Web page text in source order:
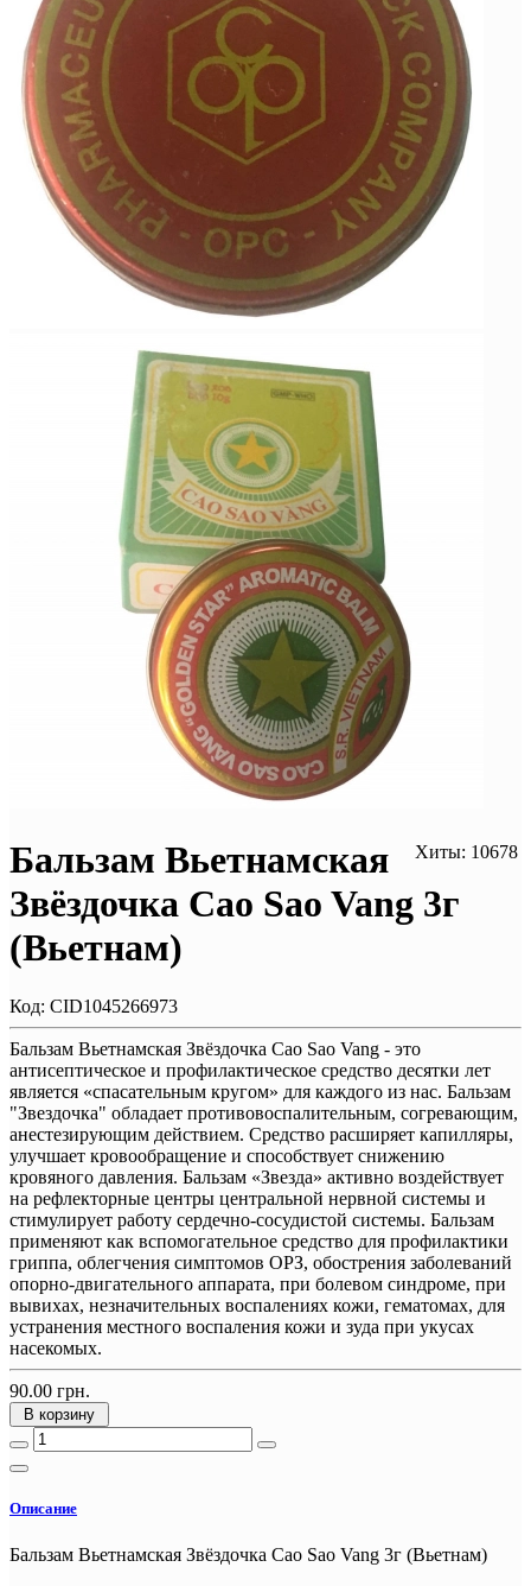
Хиты: 10678
Бальзам Вьетнамская
Звёздочка Cao Sao Vang 3г
(Вьетнам)
Код: CID1045266973
Бальзам Вьетнамская Звёздочка Cao Sao Vang - это
антисептическое и профилактическое средство десятки лет
является «спасательным кругом» для каждого из нас. Бальзам
"Звездочка" обладает противовоспалительным, согревающим,
анестезирующим действием. Средство расширяет капилляры,
улучшает кровообращение и способствует снижению
кровяного давления. Бальзам «Звезда» активно воздействует
на рефлекторные центры центральной нервной системы и
стимулирует работу сердечно-сосудистой системы. Бальзам
применяют как вспомогательное средство для профилактики
гриппа, облегчения симптомов ОРЗ, обострения заболеваний
опорно-двигательного аппарата, при болевом синдроме, при
вывихах, незначительных воспалениях кожи, гематомах, для
устранения местного воспаления кожи и зуда при укусах
насекомых.
90.00 грн.
В корзину
Описание
Бальзам Вьетнамская Звёздочка Cao Sao Vang 3г (Вьетнам)